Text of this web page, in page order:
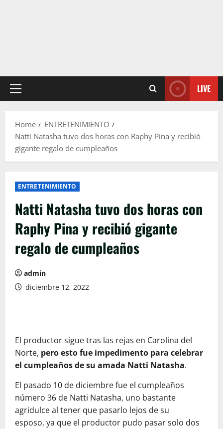
Primary
LIVE
Home
ENTRETENIMIENTO
Natti Natasha tuvo dos horas con Raphy Pina y recibió
gigante regalo de cumpleaños
ENTRETENIMIENTO
Natti Natasha tuvo dos horas con
Raphy Pina y recibió gigante
regalo de cumpleaños
admin
diciembre 12, 2022
El productor sigue tras las rejas en Carolina del
Norte, pero esto fue impedimento para celebrar
el cumpleaños de su amada Natti Natasha.
El pasado 10 de diciembre fue el cumpleaños
número 36 de Natti Natasha, uno bastante
agridulce al tener que pasarlo lejos de su
esposo, ya que el productor pudo pasar solo dos